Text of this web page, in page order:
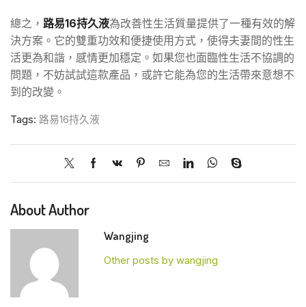
總之， 路易16持久液為改善性生活質量提供了一種有效的解
決方案。它的雙重功效和便捷使用方式，使得夫妻間的性生
活更為和諧，感情更加穩定。如果您也面臨性生活不協調的
問題，不妨試試這款產品，或許它能為您的生活帶來意想不
到的改變。
Tags: 路易16持久液
About Author
Wangjing
Other posts by wangjing